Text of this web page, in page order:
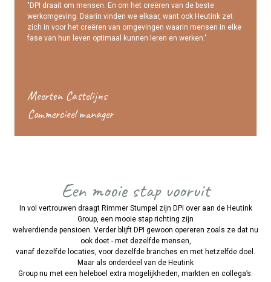
"DPI draait om mensen. En om het creëren van de beste
werkomgeving. Daarin vinden we elkaar, want ook Heutink zet
zich in voor het creëren van omgevingen waarin mensen in elke
fase van hun leven optimaal kunnen leren en werken."
Meerten Castelijns
Commercieel manager
"DPI draait om mensen. En om het creëren van de beste
werkomgeving. Daarin vinden we elkaar, want ook Heutink zet
zich in voor het creëren van omgevingen waarin mensen in elke
fase van hun leven optimaal kunnen leren en werken."
Meerten Castelijns
Commercieel manager
"DPI draait om mensen. En om het creëren van de beste
werkomgeving. Daarin vinden we elkaar, want ook Heutink zet
zich in voor het creëren van omgevingen waarin mensen in elke
fase van hun leven optimaal kunnen leren en werken."
Meerten Castelijns
Commercieel manager
Een mooie stap vooruit
In vol vertrouwen draagt Rimmer Stumpel zijn DPI over aan de Heutink
Group, een mooie stap richting zijn
welverdiende pensioen. Verder blijft DPI gewoon opereren zoals ze dat nu
ook doet - met dezelfde mensen,
vanaf dezelfde locaties, voor dezelfde branches en met hetzelfde doel.
Maar als onderdeel van de Heutink
Group nu met een heleboel extra mogelijkheden, markten en collega’s.